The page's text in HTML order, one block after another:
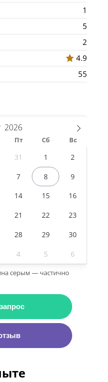
1
5
2
4.9
55
Пт Сб Вс
31 1 2
7 8 9
14 15 16
21 22 23
28 29 30
4 5 6
серым — частично